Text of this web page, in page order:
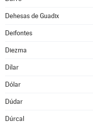
Dehesas de Guadix
Deifontes
Diezma
Dílar
Dólar
Dúdar
Dúrcal